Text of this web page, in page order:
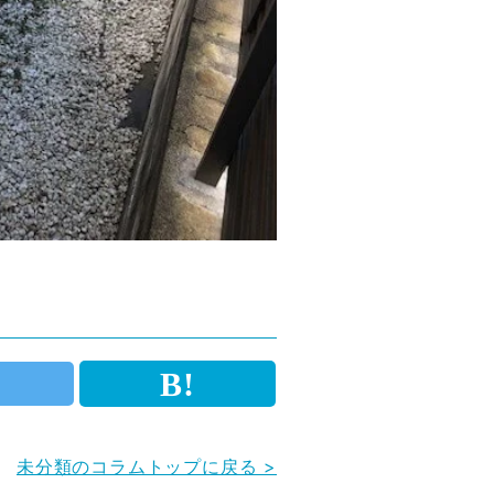
未分類のコラムトップに戻る >